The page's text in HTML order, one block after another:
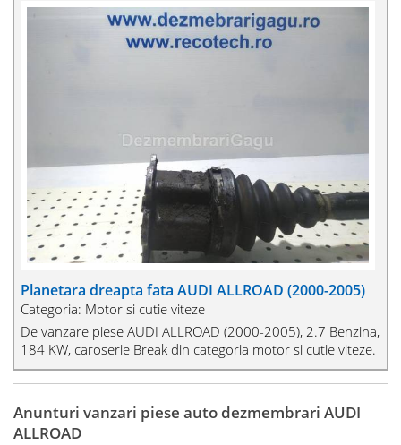
Planetara dreapta fata AUDI ALLROAD (2000-2005)
Categoria: Motor si cutie viteze
De vanzare piese AUDI ALLROAD (2000-2005), 2.7 Benzina,
184 KW, caroserie Break din categoria motor si cutie viteze.
Anunturi vanzari piese auto dezmembrari AUDI
ALLROAD